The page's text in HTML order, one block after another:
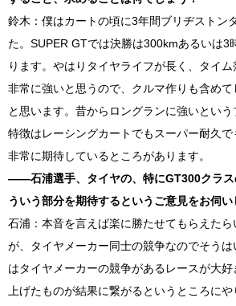
鈴木：僕はカートの頃に3年間ブリヂストン
た。 SUPER GTでは決勝は300kmあるいは3
ります。やはりタイヤライフが長く、タイ
非常に強いと思うので、クルマ作りも含め
と思います。昔からロングランに強いとい
特徴はレーシングカートでもスーパー耐久で
非常に期待しているところがあります。
――石浦選手、タイヤの、特にGT300クラ
ういう部分を期待するというご意見をお伺い
石浦：本音を言えば楽に勝たせてもらえた
が、タイヤメーカー同士の競争なのでそう
はタイヤメーカーの競争があるレースが大好
上げたものが結果に繋がるというところにや